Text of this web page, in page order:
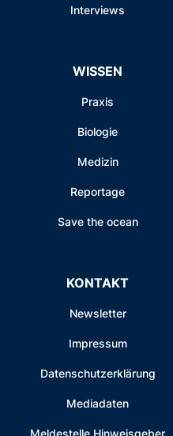
Interviews
WISSEN
Praxis
Biologie
Medizin
Reportage
Save the ocean
KONTAKT
Newsletter
Impressum
Datenschutzerklärung
Mediadaten